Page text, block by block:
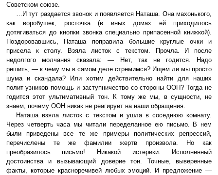
Советском союзе.
…И тут раздается звонок и появляется Наташа. Она махонького,
как воробушек, росточка (в иных домах ей приходилось
дотягиваться до кнопки звонка специально припасенной книжкой).
Поздоровавшись, Наташа поправила большие круглые очки и
присела к столу. Взяла листок с текстом. Прочла. И после
недолгого молчания сказала: — Нет, так не годится. Надо
решить, — к чему мы в самом деле стремимся? Ищем ли мы просто
шума и скандала? Или хотим действительно найти для наших
полит-узников помощь и заступничество со стороны ООН? Тогда не
годится этот ультимативный тон. К тому же мы, в сущности, не
знаем, почему ООН никак не реагирует на наши обращения.
Наташа взяла листок с текстом и ушла в соседнюю комнату.
Через четверть часа мы читали переделанное ею письмо. В нем
были приведены все те же примеры политических репрессий,
перечислены те же фамилии жертв произвола. Но как
преобразилось письмо! Никакой истерики. Исполненный
достоинства и вызывающий доверие тон. Точные, выверенные
факты, которые красноречивей любых эмоций. И предложение —